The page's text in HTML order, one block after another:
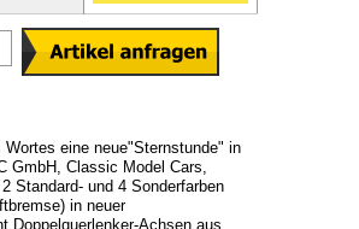
eine neue"Sternstunde" in
GmbH, Classic Model Cars,
Standard- und 4 Sonderfarben
in neuer
Doppelquerlenker-Achsen aus